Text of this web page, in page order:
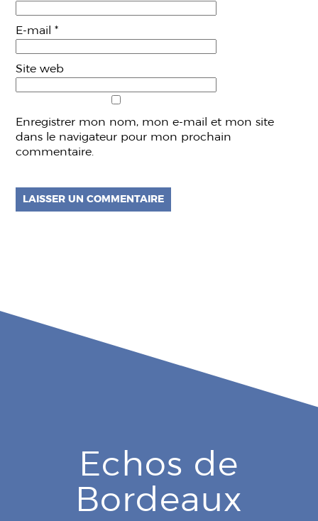
E-mail*
Site web
Enregistrer mon nom, mon e-mail et mon site
dans le navigateur pour mon prochain
commentaire.
Echos de
Bordeaux